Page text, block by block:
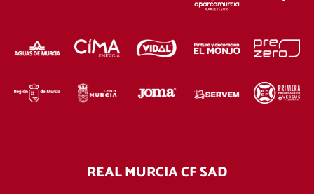
REAL MURCIA CF SAD